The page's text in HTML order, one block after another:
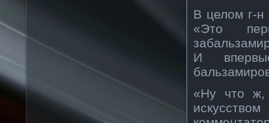
В целом г-н
«Это
И
«Ну что ж,